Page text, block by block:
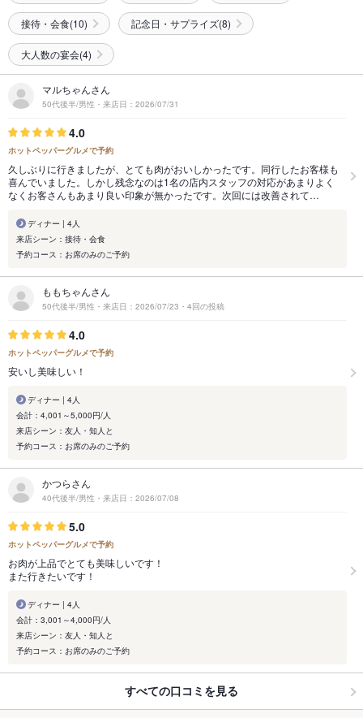
接待・会食(10) 記念日・サプライズ(8)
大人数の宴会(4)
マルちゃんさん
50代後半/男性・来店日：2026/07/31
4.0
ホットペッパーグルメで予約
久しぶりに行きましたが、とても肉がおいしかったです。同行したお客様も
喜んでいました。しかし残念なのは1名の店内スタッフの対応があまりよく
なくお客さんもあまり良い印象が無かったです。次回には改善されて…
ディナー | 4人
来店シーン：接待・会食
予約コース：お席のみのご予約
ももちゃんさん
50代後半/男性・来店日：2026/07/23・4回の投稿
4.0
ホットペッパーグルメで予約
安いし美味しい！
ディナー | 4人
会計：4,001～5,000円/人
来店シーン：友人・知人と
予約コース：お席のみのご予約
かつらさん
40代後半/男性・来店日：2026/07/08
5.0
ホットペッパーグルメで予約
お肉が上品でとても美味しいです！
また行きたいです！
ディナー | 4人
会計：3,001～4,000円/人
来店シーン：友人・知人と
予約コース：お席のみのご予約
すべての口コミを見る